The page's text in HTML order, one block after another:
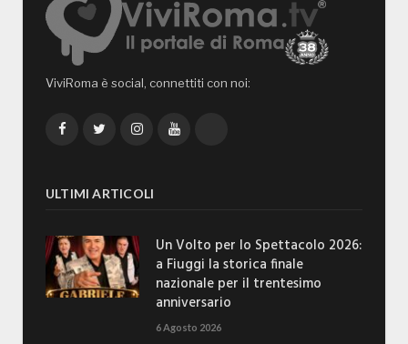
ViviRoma è social, connettiti con noi:
FacebookTwitterInstagramYouTube
ULTIMI ARTICOLI
Un Volto per lo Spettacolo 2026:
a Fiuggi la storica finale
nazionale per il trentesimo
anniversario
6 Agosto 2026